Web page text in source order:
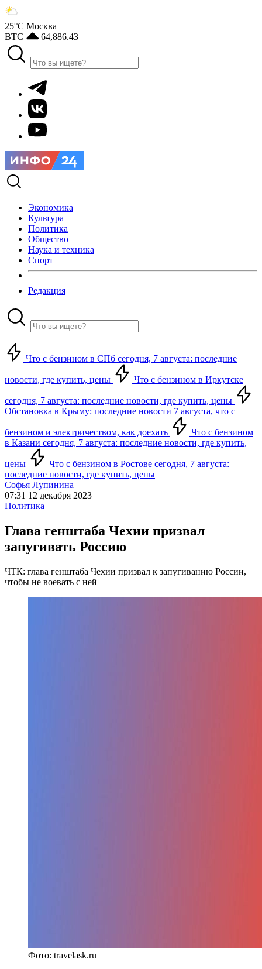
25°С Москва
BTC
64,886.43
Экономика
Культура
Политика
Общество
Наука и техника
Спорт
Редакция
Что с бензином в СПб сегодня, 7 августа: последние
новости, где купить, цены Что с бензином в Иркутске
сегодня, 7 августа: последние новости, где купить, цены
Обстановка в Крыму: последние новости 7 августа, что с
бензином и электричеством, как доехать
Что с бензином
в Казани сегодня, 7 августа: последние новости, где купить,
цены
Что с бензином в Ростове сегодня, 7 августа:
последние новости, где купить, цены
Софья Лупинина
07:31 12 декабря 2023
Политика
Глава генштаба Чехии призвал
запугивать Россию
ЧТК: глава генштаба Чехии призвал к запугиванию России,
чтобы не воевать с ней
Фото: travelask.ru